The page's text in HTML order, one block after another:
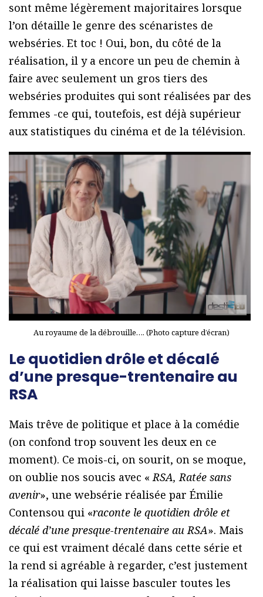
sont même légèrement majoritaires lorsque
l’on détaille le genre des scénaristes de
webséries. Et toc ! Oui, bon, du côté de la
réalisation, il y a encore un peu de chemin à
faire avec seulement un gros tiers des
webséries produites qui sont réalisées par des
femmes -ce qui, toutefois, est déjà supérieur
aux statistiques du cinéma et de la télévision.
Au royaume de la débrouille…. (Photo capture d’écran)
Le quotidien drôle et décalé
d’une presque-trentenaire au
RSA
Mais trêve de politique et place à la comédie
(on confond trop souvent les deux en ce
moment). Ce mois-ci, on sourit, on se moque,
on oublie nos soucis avec «RSA, Ratée sans
avenir», une websérie réalisée par Émilie
Contensou qui «raconte le quotidien drôle et
décalé d’une presque-trentenaire au RSA». Mais
ce qui est vraiment décalé dans cette série et
la rend si agréable à regarder, c’est justement
la réalisation qui laisse basculer toutes les